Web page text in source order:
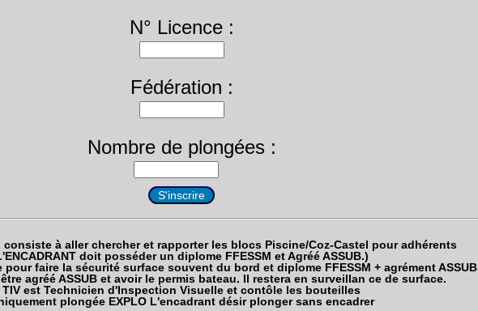
N° Licence :
Fédération :
Nombre de plongées :
consiste à aller chercher et rapporter les blocs Piscine/Coz-Castel pour adhérents
doit posséder un diplome FFESSM et Agréé ASSUB.)
pour faire la sécurité surface souvent du bord et diplome FFESSM + agrément ASSUB
agréé ASSUB et avoir le permis bateau. Il restera en surveillan ce de surface.
TIV est Technicien d'Inspection Visuelle et contôle les bouteilles
plongée EXPLO L'encadrant désir plonger sans encadrer